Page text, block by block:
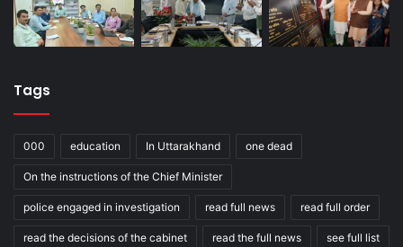
Tags
000 education In Uttarakhand one dead
On the instructions of the Chief Minister
police engaged in investigation read full news read full order
read the decisions of the cabinet read the full news see full list